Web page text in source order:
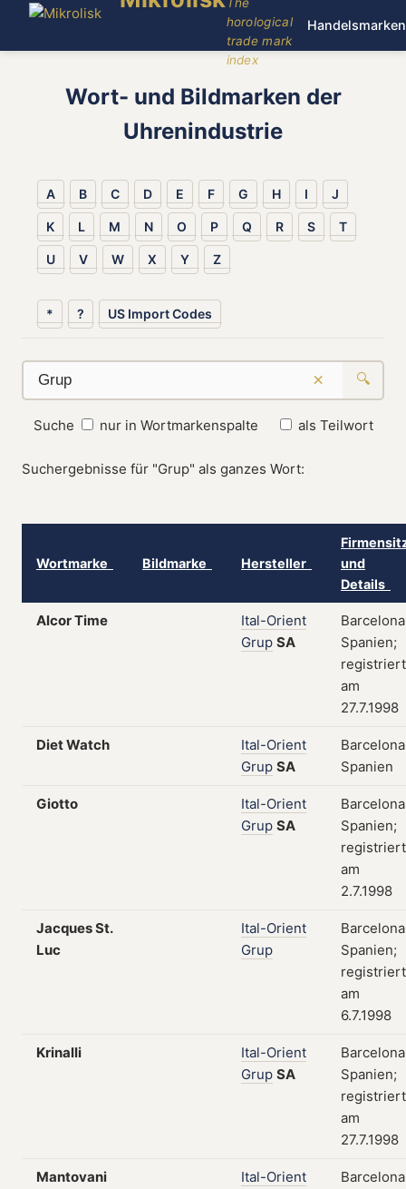
horological
trade mark
index
Handelsmarken
Wort- und Bildmarken der
Uhrenindustrie
A B C D E F G H I J
K L M N O P Q R S T
U V W X Y Z
* ? US Import Codes
× 🔍
Suche nur in Wortmarkenspalte als Teilwort
Suchergebnisse für "Grup" als ganzes Wort:
Wortmarke Bildmarke Hersteller
und
Details
Alcor Time
Ital-Orient
Grup SA
Spanien;
registriert
am
27.7.1998
Diet Watch
Ital-Orient
Grup SA
Spanien
Giotto
Ital-Orient
Grup SA
Spanien;
registriert
am
2.7.1998
Jacques St.
Luc
Ital-Orient
Grup
Spanien;
registriert
am
6.7.1998
Krinalli
Ital-Orient
Grup SA
Spanien;
registriert
am
27.7.1998
Mantovani
Ital-Orient